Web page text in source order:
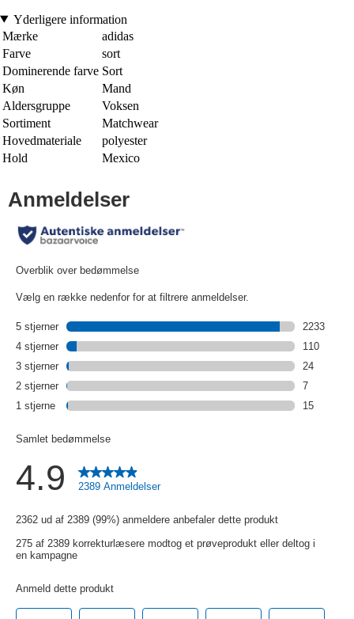
Yderligere information
Mærke
adidas
Farve
sort
Dominerende farve Sort
Køn
Mand
Aldersgruppe
Voksen
Sortiment
Matchwear
Hovedmateriale
polyester
Hold
Mexico